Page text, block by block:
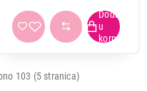
103 (5 stranica)